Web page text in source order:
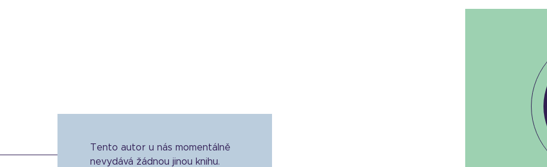
Tento autor u nás momentálně
nevydává žádnou jinou knihu.